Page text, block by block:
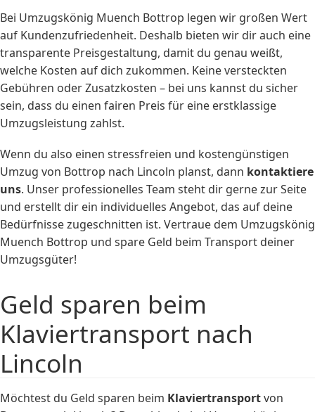
Bei Umzugskönig Muench Bottrop legen wir großen Wert
auf Kundenzufriedenheit. Deshalb bieten wir dir auch eine
transparente Preisgestaltung, damit du genau weißt,
welche Kosten auf dich zukommen. Keine versteckten
Gebühren oder Zusatzkosten – bei uns kannst du sicher
sein, dass du einen fairen Preis für eine erstklassige
Umzugsleistung zahlst.
Wenn du also einen stressfreien und kostengünstigen
Umzug von Bottrop nach Lincoln planst, dann kontaktiere
uns. Unser professionelles Team steht dir gerne zur Seite
und erstellt dir ein individuelles Angebot, das auf deine
Bedürfnisse zugeschnitten ist. Vertraue dem Umzugskönig
Muench Bottrop und spare Geld beim Transport deiner
Umzugsgüter!
Geld sparen beim
Klaviertransport nach
Lincoln
Möchtest du Geld sparen beim Klaviertransportvon